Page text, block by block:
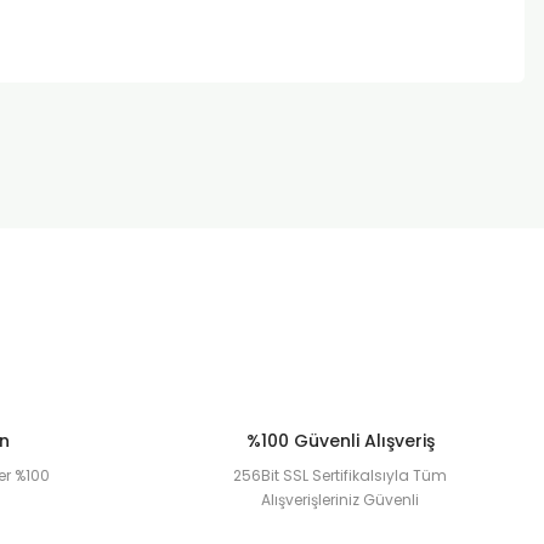
%100
%100 Güvenli Alışveriş
256Bit SSL Sertifikalsıyla Tüm
Alışverişleriniz Güvenli